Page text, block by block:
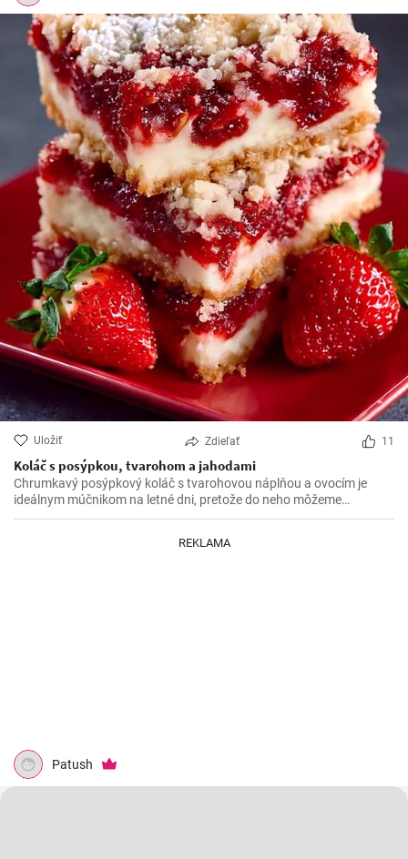
Uložiť Zdieľať 11
Koláč s posýpkou, tvarohom a jahodami
Chrumkavý posýpkový koláč s tvarohovou náplňou a ovocím je
ideálnym múčnikom na letné dni, pretože do neho môžeme
zapracovať čerstvé ovocie zo záhradky. Skvele chutí nielen s
REKLAMA
Patush